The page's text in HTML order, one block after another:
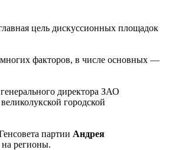
цель дискуссионных площадок
факторов, в числе основных —
директора ЗАО
городской
партии Андрея
регионы.